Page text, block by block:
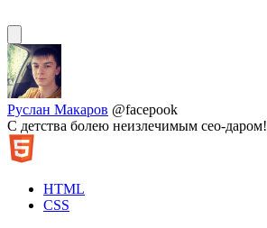
Руслан Макаров @facepook
С детства болею неизлечимым сео-даром!
HTML
CSS